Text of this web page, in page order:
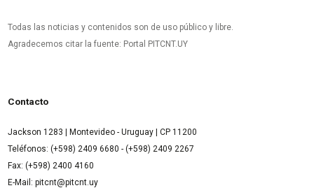
Todas las noticias y contenidos son de uso público y libre.
Agradecemos citar la fuente: Portal PITCNT.UY
Contacto
Jackson 1283 | Montevideo - Uruguay | CP 11200
Teléfonos: (+598) 2409 6680 - (+598) 2409 2267
Fax: (+598) 2400 4160
E-Mail: pitcnt@pitcnt.uy